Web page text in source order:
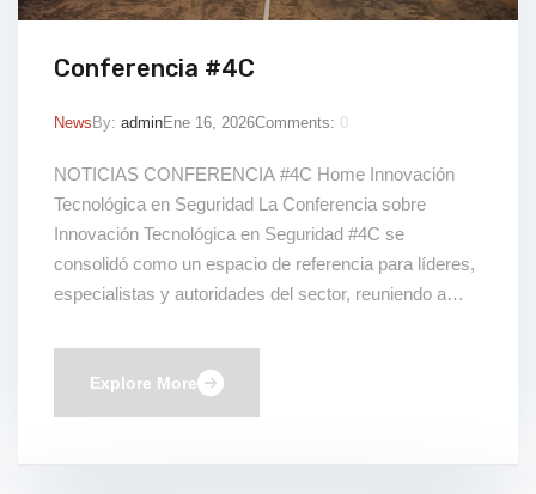
Conferencia #4C
NewsBy: adminEne 16, 2026Comments: 0
NOTICIAS CONFERENCIA #4C Home Innovación
Tecnológica en Seguridad La Conferencia sobre
Innovación Tecnológica en Seguridad #4C se
consolidó como un espacio de referencia para líderes,
especialistas y autoridades del sector, reuniendo a
últimos avances en investigación, inteligencia y
prevención del crimen. Durante el encuentro, se
abordaron los […]
Explore More